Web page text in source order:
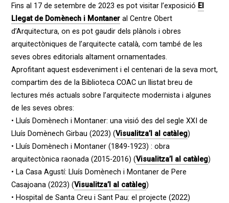
Fins al 17 de setembre de 2023 es pot visitar l’exposició El
Llegat de Domènech i Montaneral Centre Obert
d’Arquitectura, on es pot gaudir dels plànols i obres
arquitectòniques de l’arquitecte català, com també de les
seves obres editorials altament ornamentades.
Aprofitant aquest esdeveniment i el centenari de la seva mort,
compartim des de la Biblioteca COAC un llistat breu de
lectures més actuals sobre l’arquitecte modernista i algunes
de les seves obres:
• Lluís Domènech i Montaner: una visió des del segle XXI de
Lluís Domènech Girbau (2023) (Visualitza’l al catàleg)
• Lluís Domènech i Montaner (1849-1923) : obra
arquitectònica raonada (2015-2016) (Visualitza’l al catàleg)
• La Casa Agustí: Lluís Domènech i Montaner de Pere
Casajoana (2023) (Visualitza’l al catàleg)
• Hospital de Santa Creu i Sant Pau: el projecte (2022)